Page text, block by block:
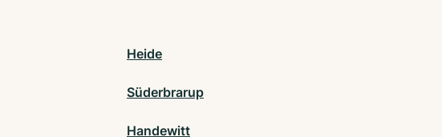
Heide
Süderbrarup
Handewitt